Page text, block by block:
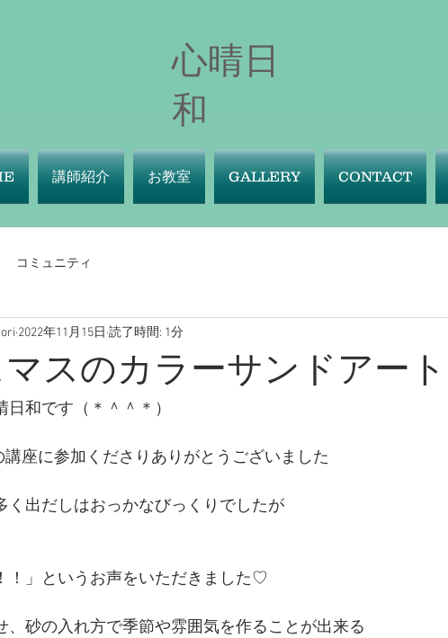
心晴日
和
講師紹介 お教室 GALLERY CONTACT
コミュニティ
スのカラーサンドアート
2022年11月15日 読了時間: 1分
日和です（＊＾＾＊）
講座に参加くださりありがとうございました
く出だしはおっかなびっくりでしたが
！」というお声をいただきました♡
、砂の入れ方で季節や雰囲気を作ることが出来る